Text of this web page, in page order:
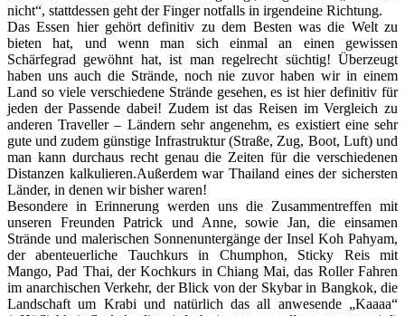
nicht“, stattdessen geht der Finger notfalls in irgendeine Richtung.
Das Essen hier gehört definitiv zu dem Besten was die Welt zu
bieten hat, und wenn man sich einmal an einen gewissen
Schärfegrad gewöhnt hat, ist man regelrecht süchtig! Überzeugt
haben uns auch die Strände, noch nie zuvor haben wir in einem
Land so viele verschiedene Strände gesehen, es ist hier definitiv für
jeden der Passende dabei! Zudem ist das Reisen im Vergleich zu
anderen Traveller – Ländern sehr angenehm, es existiert eine sehr
gute und zudem günstige Infrastruktur (Straße, Zug, Boot, Luft) und
man kann durchaus recht genau die Zeiten für die verschiedenen
Distanzen kalkulieren.Außerdem war Thailand eines der sichersten
Länder, in denen wir bisher waren!
Besondere in Erinnerung werden uns die Zusammentreffen mit
unseren Freunden Patrick und Anne, sowie Jan, die einsamen
Strände und malerischen Sonnenuntergänge der Insel Koh Pahyam,
der abenteuerliche Tauchkurs in Chumphon, Sticky Reis mit
Mango, Pad Thai, der Kochkurs in Chiang Mai, das Roller Fahren
im anarchischen Verkehr, der Blick von der Skybar in Bangkok, die
Landschaft um Krabi und natürlich das all anwesende „Kaaaa“